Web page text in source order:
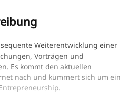
Weiterentwicklung einer
Vorträgen und
Es kommt den aktuellen
nach und kümmert sich um ein